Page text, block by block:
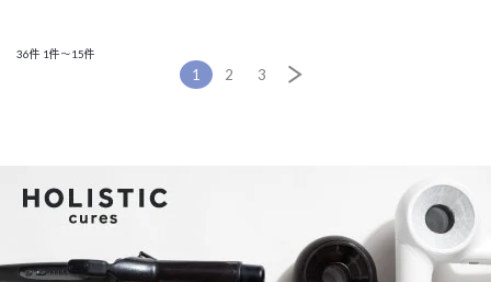
36件 1件～15件
1 2 3